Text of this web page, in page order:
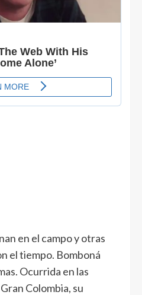
en el campo y otras
el tiempo. Bomboná
Ocurrida en las
Colombia, su